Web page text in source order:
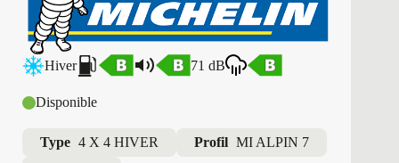
Hiver 71 dB
Disponible
Type 4 X 4 HIVER Profil MI ALPIN 7